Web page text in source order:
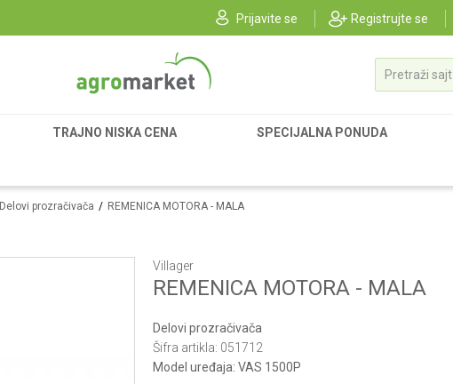
Prijavite se Registrujte se
Pretraži sajt
TRAJNO NISKA CENA SPECIJALNA PONUDA
Delovi prozračivača REMENICA MOTORA - MALA
Villager
REMENICA MOTORA - MALA
Delovi prozračivača
Šifra artikla: 051712
Model uređaja: VAS 1500P